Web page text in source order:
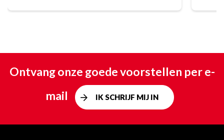
Ontvang onze goede voorstellen per e-
mail
IK SCHRIJF MIJ IN